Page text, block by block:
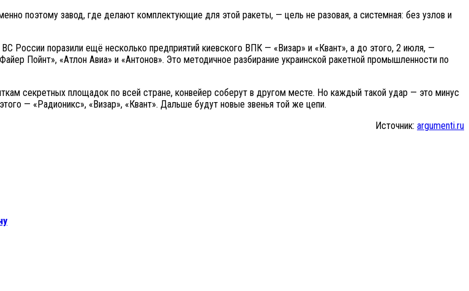
поэтому завод, где делают комплектующие для этой ракеты, — цель не разовая, а системная: без узлов и
России поразили ещё несколько предприятий киевского ВПК — «Визар» и «Квант», а до этого, 2 июля, —
Пойнт», «Атлон Авиа» и «Антонов». Это методичное разбирание украинской ракетной промышленности по
секретных площадок по всей стране, конвейер соберут в другом месте. Но каждый такой удар — это минус
— «Радионикс», «Визар», «Квант». Дальше будут новые звенья той же цепи.
Источник: argumenti.ru